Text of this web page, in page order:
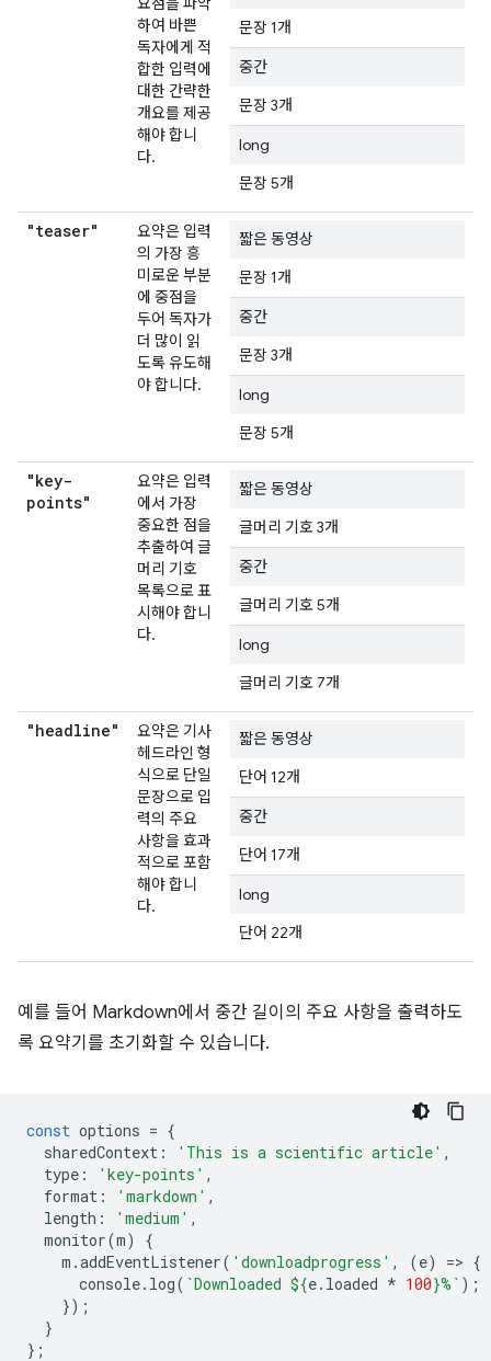
하여 바쁜
독자에게 적
합한 입력에
대한 간략한
개요를 제공
해야 합니
다.
문장 1개
중간
문장 3개
long
문장 5개
"teaser"
요약은 입력
의 가장 흥
미로운 부분
에 중점을
두어 독자가
더 많이 읽
도록 유도해
야 합니다.
짧은 동영상
문장 1개
중간
문장 3개
long
문장 5개
"key-
points"
요약은 입력
에서 가장
중요한 점을
추출하여 글
머리 기호
목록으로 표
시해야 합니
다.
짧은 동영상
글머리 기호 3개
중간
글머리 기호 5개
long
글머리 기호 7개
"headline"
요약은 기사
헤드라인 형
식으로 단일
문장으로 입
력의 주요
사항을 효과
적으로 포함
해야 합니
다.
짧은 동영상
단어 12개
중간
단어 17개
long
단어 22개
예를 들어 Markdown에서 중간 길이의 주요 사항을 출력하도
록 요약기를 초기화할 수 있습니다.
const options = {
sharedContext : 'This is a scientific article' ,
type : 'key-points' ,
format : 'markdown' ,
length : 'medium' ,
monitor(m)
{
m .addEventListener( 'downloadprogress' , (e) => {
console. log( `Downloaded ${e. loaded * 100}%` );
});
}
};